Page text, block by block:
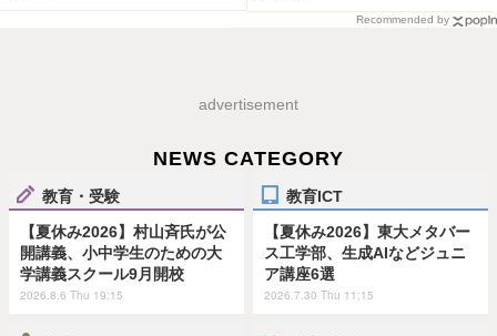
Recommended by
advertisement
NEWS CATEGORY
教育・受験
【夏休み2026】村山斉氏が公
開講義、小中学生のための大
学講義スクール9月開校
2026.8.6 Thu 19:15
教育ICT
【夏休み2026】東大メタバー
ス工学部、生成AIなどジュニ
ア講座6選
2026.7.30 Thu 11:15